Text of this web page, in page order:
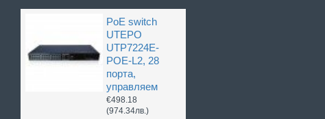
PoE switch
UTEPO
UTP7224E-
POE-L2, 28
порта,
управляем
€498.18
(974.34лв.)